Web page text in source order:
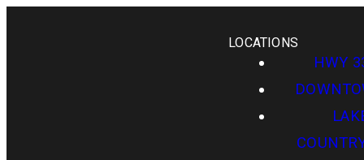
LOCATIONS
HWY